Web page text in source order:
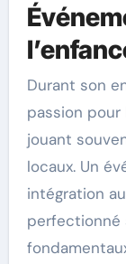
Durant son
passion pour
jouant
locaux. Un
intégration
perfectionné